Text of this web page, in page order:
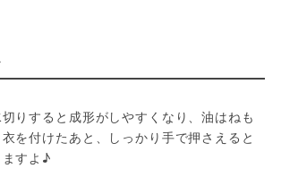
りすると成形がしやすくなり、油はねも
を付けたあと、しっかり手で押さえると
すよ♪